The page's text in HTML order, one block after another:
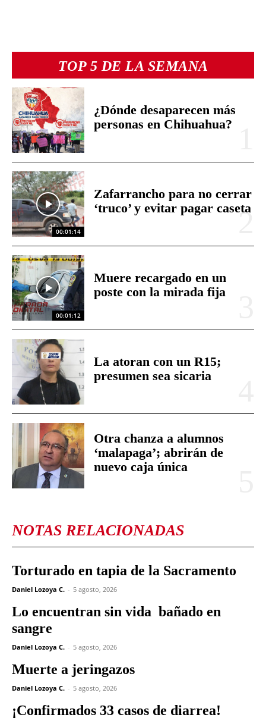
TOP 5 DE LA SEMANA
¿Dónde desaparecen más
personas en Chihuahua?
00:01:14
Zafarrancho para no cerrar
‘truco’ y evitar pagar caseta
00:01:12
Muere recargado en un
poste con la mirada fija
La atoran con un R15;
presumen sea sicaria
Otra chanza a alumnos
‘malapaga’; abrirán de
nuevo caja única
NOTAS RELACIONADAS
Torturado en tapia de la Sacramento
Daniel Lozoya C. - 5 agosto, 2026
Lo encuentran sin vida bañado en
sangre
Daniel Lozoya C. - 5 agosto, 2026
Muerte a jeringazos
Daniel Lozoya C. - 5 agosto, 2026
¡Confirmados 33 casos de diarrea!